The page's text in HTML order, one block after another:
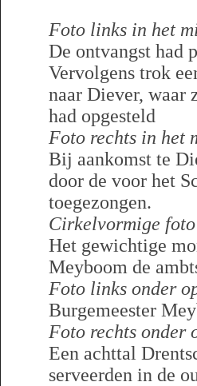
Foto links in het
De ontvangst had
Vervolgens trok
naar Diever, waar
had opgesteld
Foto rechts in het
Bij aankomst te
door de voor het
toegezongen.
Cirkelvormige
Het gewichtige
Meyboom de
Foto links onder
Burgemeester
Foto rechts onder
Een achttal
serveerden in de